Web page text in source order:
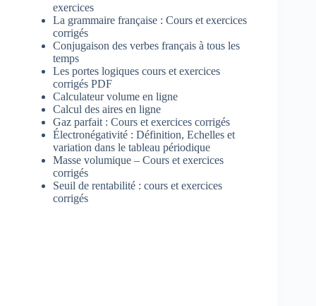
exercices
La grammaire française : Cours et exercices
corrigés
Conjugaison des verbes français à tous les
temps
Les portes logiques cours et exercices
corrigés PDF
Calculateur volume en ligne
Calcul des aires en ligne
Gaz parfait : Cours et exercices corrigés
Électronégativité : Définition, Echelles et
variation dans le tableau périodique
Masse volumique – Cours et exercices
corrigés
Seuil de rentabilité : cours et exercices
corrigés